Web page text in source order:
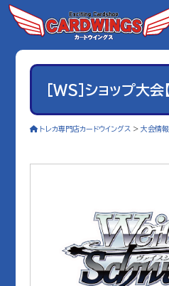
[WS]ショップ大会
トレカ専門店カードウイングス >大会情報